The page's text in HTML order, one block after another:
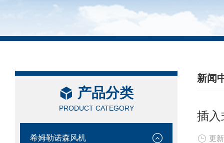
产品分类
PRODUCT CATEGORY
希姆勒诺森风机
新闻
/
插入
更